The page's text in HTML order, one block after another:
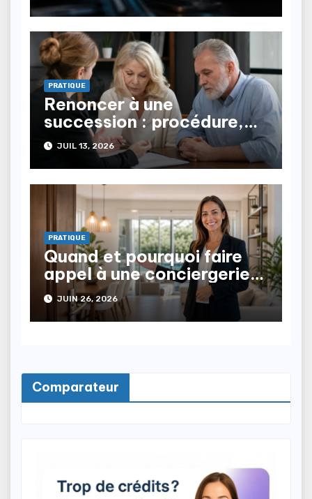
PRATIQUE
Renoncer à une
succession : procédure,
conséquences,
représentation
JUIL 13, 2026
PRATIQUE
Quand et pourquoi faire
appel à une conciergerie
immobilière ?
JUIN 26, 2026
Comparateur